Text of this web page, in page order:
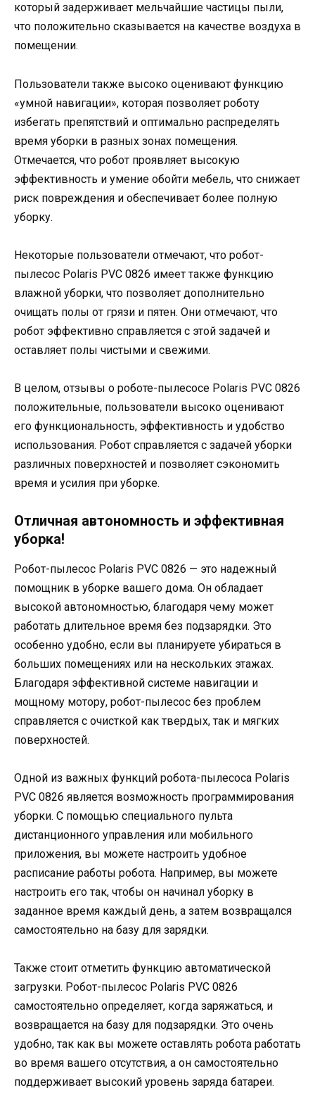
который задерживает мельчайшие частицы пыли,
что положительно сказывается на качестве воздуха в
помещении.
Пользователи также высоко оценивают функцию
«умной навигации», которая позволяет роботу
избегать препятствий и оптимально распределять
время уборки в разных зонах помещения.
Отмечается, что робот проявляет высокую
эффективность и умение обойти мебель, что снижает
риск повреждения и обеспечивает более полную
уборку.
Некоторые пользователи отмечают, что робот-
пылесос Polaris PVC 0826 имеет также функцию
влажной уборки, что позволяет дополнительно
очищать полы от грязи и пятен. Они отмечают, что
робот эффективно справляется с этой задачей и
оставляет полы чистыми и свежими.
В целом, отзывы о роботе-пылесосе Polaris PVC 0826
положительные, пользователи высоко оценивают
его функциональность, эффективность и удобство
использования. Робот справляется с задачей уборки
различных поверхностей и позволяет сэкономить
время и усилия при уборке.
Отличная автономность и эффективная
уборка!
Робот-пылесос Polaris PVC 0826 — это надежный
помощник в уборке вашего дома. Он обладает
высокой автономностью, благодаря чему может
работать длительное время без подзарядки. Это
особенно удобно, если вы планируете убираться в
больших помещениях или на нескольких этажах.
Благодаря эффективной системе навигации и
мощному мотору, робот-пылесос без проблем
справляется с очисткой как твердых, так и мягких
поверхностей.
Одной из важных функций робота-пылесоса Polaris
PVC 0826 является возможность программирования
уборки. С помощью специального пульта
дистанционного управления или мобильного
приложения, вы можете настроить удобное
расписание работы робота. Например, вы можете
настроить его так, чтобы он начинал уборку в
заданное время каждый день, а затем возвращался
самостоятельно на базу для зарядки.
Также стоит отметить функцию автоматической
загрузки. Робот-пылесос Polaris PVC 0826
самостоятельно определяет, когда заряжаться, и
возвращается на базу для подзарядки. Это очень
удобно, так как вы можете оставлять робота работать
во время вашего отсутствия, а он самостоятельно
поддерживает высокий уровень заряда батареи.